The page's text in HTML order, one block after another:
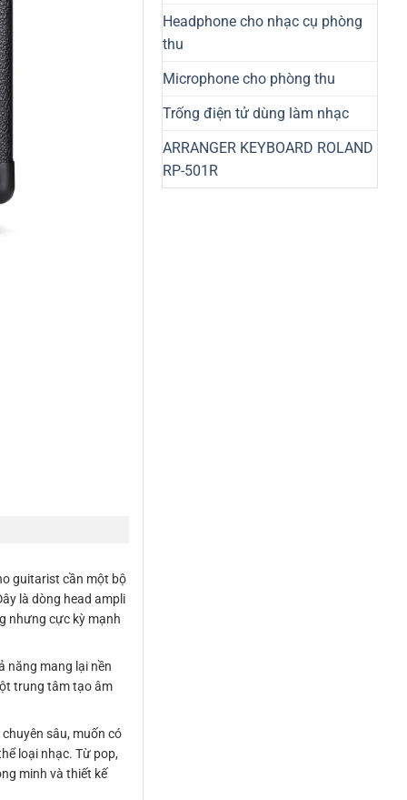
Headphone cho nhạc cụ phòng
thu
Microphone cho phòng thu
Trống điện tử dùng làm nhạc
ARRANGER KEYBOARD ROLAND
RP-501R
guitarist cần một bộ
là dòng head ampli
nhưng cực kỳ mạnh
năng mang lại nền
trung tâm tạo âm
sâu, muốn có
loại nhạc. Từ pop,
minh và thiết kế